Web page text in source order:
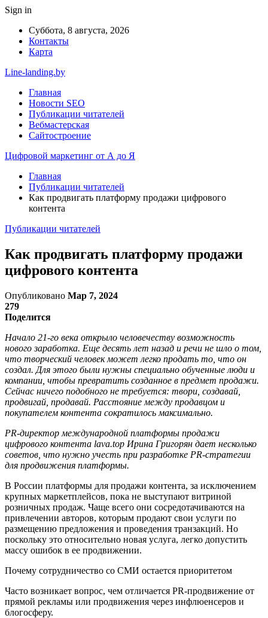
Sign in
Суббота, 8 августа, 2026
Контакты
Карта
Line-landing.by
Главная
Новости SEO
Публикации читателей
Вебмастерская
Сайтостроение
Цифровой маркетинг от А до Я
Главная
Публикации читателей
Как продвигать платформу продажи цифрового
контента
Публикации читателей
Как продвигать платформу продажи
цифрового контента
Опубликовано Мар 7, 2024
279
Поделится
Начало 21-го века открыло человечеству возможность
нового заработка. Еще десять лет назад и речи не шло о том,
что творческий человек может легко продать то, что он
создал. Для этого были нужны специально обученные люди и
компании, чтобы превратить созданное в предмет продажи.
Сейчас ничего подобного не требуется: твори, создавай,
продвигай, продавай. Расстояние между продавцом и
покупателем контента сократилось максимально.
PR-директор международной платформы продажи
цифрового контента lava.top Ирина Григорян дает несколько
советов, что нужно учесть при разработке PR-стратегии
для продвижения платформы.
В России платформы для продажи контента, за исключением
крупных маркетплейсов, пока не выступают витриной
розничных продаж. Чаще всего они сосредотачиваются на
привлечении авторов, которым продают свои услуги по
размещению предложения и проведения транзакций. Но
поскольку это относительно новая услуга, легко допустить
массу ошибок в ее продвижении.
Почему сотрудничество со СМИ остается приоритетом
Часто возникает вопрос, чем отличается PR-продвижение от
прямой рекламы или продвижения через инфлюенсеров и
блогосферу.